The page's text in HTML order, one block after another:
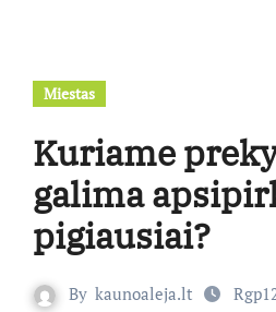
Miestas
Kuriame
galima
pigiausiai?
By kaunoaleja.lt